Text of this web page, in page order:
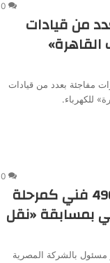
0
من قيادات
مفاجئة بعدد من قيادات
للكهرباء.
0
انفراد ..ارسال رسائل لــ 490 فني كمرحلة
بمسابقة «نقل
بالشركة المصرية